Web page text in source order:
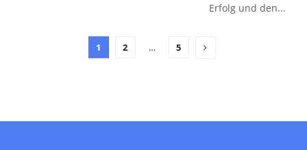
Erfolg und den...
1 2 … 5